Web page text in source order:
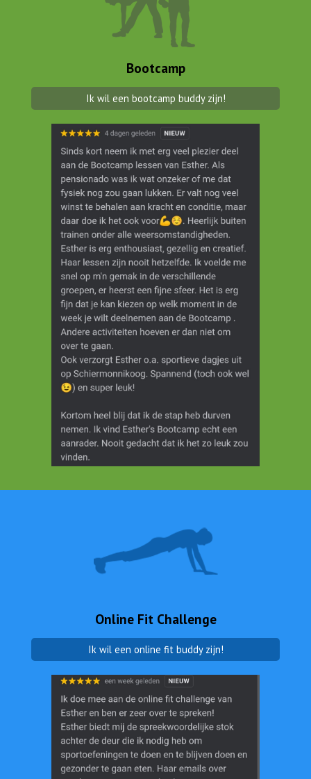
Bootcamp
Ik wil een bootcamp buddy zijn!
Online Fit Challenge
Ik wil een online fit buddy zijn!